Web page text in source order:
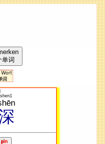
单词
)
shen1